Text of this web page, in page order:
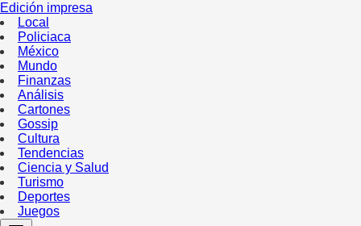
Edición impresa
Local
Policiaca
México
Mundo
Finanzas
Análisis
Cartones
Gossip
Cultura
Tendencias
Ciencia y Salud
Turismo
Deportes
Juegos